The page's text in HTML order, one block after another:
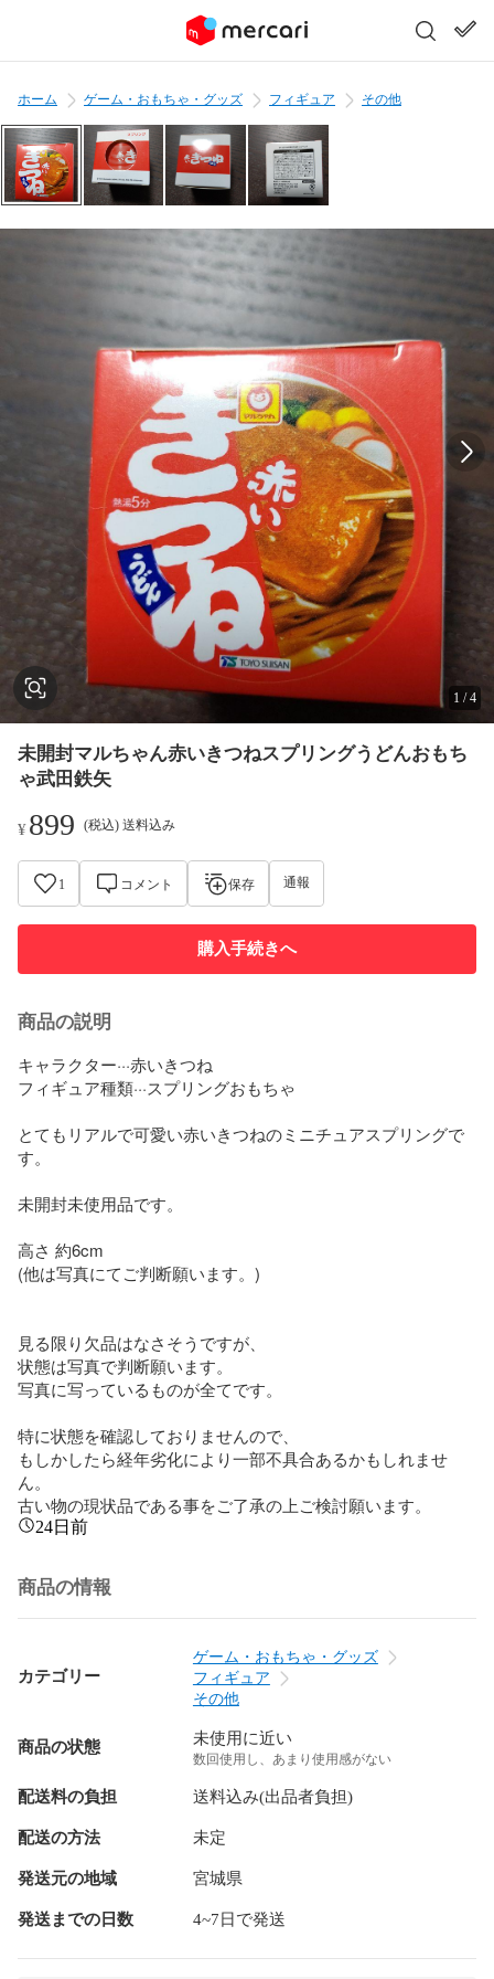
ホーム ゲーム・おもちゃ・グッズ フィギュア その他
1 /4
未開封マルちゃん赤いきつねスプリングうどんおもち
ゃ武田鉄矢
¥899 (税込) 送料込み
1 コメント 保存 通報
購入手続きへ
商品の説明
キャラクター···赤いきつね
フィギュア種類···スプリングおもちゃ
とてもリアルで可愛い赤いきつねのミニチュアスプリングで
す。
未開封未使用品です。
高さ 約6cm
(他は写真にてご判断願います。)
見る限り欠品はなさそうですが、
状態は写真で判断願います。
写真に写っているものが全てです。
特に状態を確認しておりませんので、
もしかしたら経年劣化により一部不具合あるかもしれませ
ん。
古い物の現状品である事をご了承の上ご検討願います。
24日前
商品の情報
カテゴリー
ゲーム・おもちゃ・グッズ
フィギュア
その他
商品の状態 未使用に近い
数回使用し、あまり使用感がない
配送料の負担 送料込み(出品者負担)
配送の方法 未定
発送元の地域 宮城県
発送までの日数 4~7日で発送